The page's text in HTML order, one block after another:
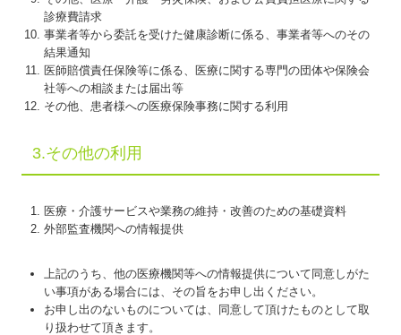
診療費請求
事業者等から委託を受けた健康診断に係る、事業者等へのその
結果通知
医師賠償責任保険等に係る、医療に関する専門の団体や保険会
社等への相談または届出等
その他、患者様への医療保険事務に関する利用
3.その他の利用
医療・介護サービスや業務の維持・改善のための基礎資料
外部監査機関への情報提供
上記のうち、他の医療機関等への情報提供について同意しがた
い事項がある場合には、その旨をお申し出ください。
お申し出のないものについては、同意して頂けたものとして取
り扱わせて頂きます。